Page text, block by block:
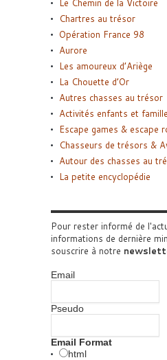
Le Chemin de la Victoire
Chartres au trésor
Opération France 98
Aurore
Les amoureux d’Ariège
La Chouette d’Or
Autres chasses au trésor
Activités enfants et
Escape games & escape
Chasseurs de trésors &
Autour des chasses au
La petite encyclopédie
Pour rester informé de
informations de dernière
souscrire à notre
Email
Pseudo
Email Format
html